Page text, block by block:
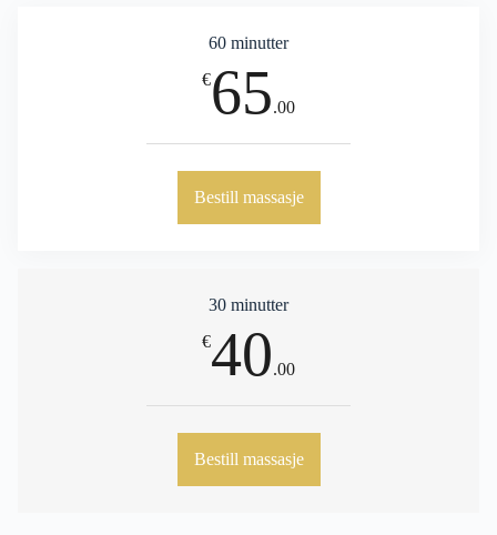
60 minutter
€65.00
Bestill massasje
30 minutter
€40.00
Bestill massasje